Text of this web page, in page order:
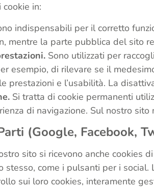
in:
indispensabili per il corretto
mentre la parte pubblica del sito
Sono utilizzati per
esempio, di rilevare se il
prestazioni e l’usabilità. La
Si tratta di cookie permanenti
di navigazione. Sul nostro
(Google, Facebook,
sito si ricevono anche cookies
stesso, come i pulsanti per i
sui loro cookies, interamente